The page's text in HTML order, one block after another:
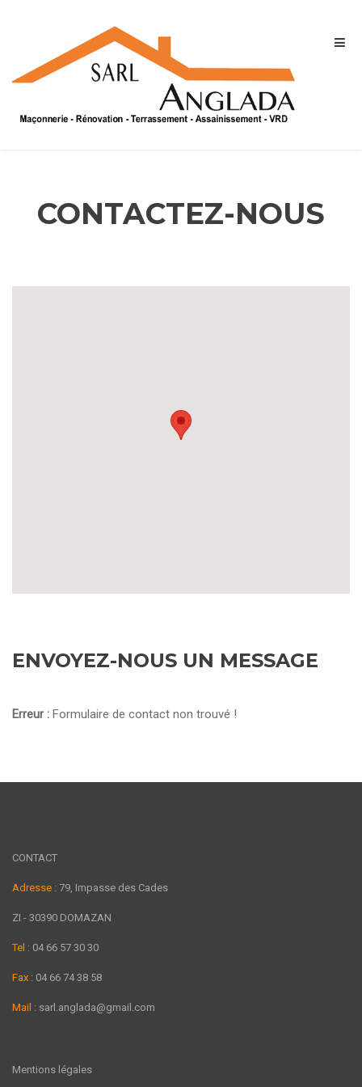
CONTACTEZ-NOUS
ENVOYEZ-NOUS UN MESSAGE
Erreur : Formulaire de contact non trouvé !
CONTACT
Adresse : 79, Impasse des Cades
ZI - 30390 DOMAZAN
Tel : 04 66 57 30 30
Fax : 04 66 74 38 58
Mail : sarl.anglada@gmail.com
Mentions légales